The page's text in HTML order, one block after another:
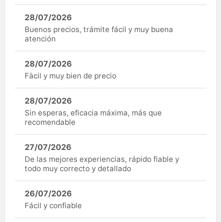
28/07/2026
Buenos precios, trámite fácil y muy buena
atención
28/07/2026
Fàcil y muy bien de precio
28/07/2026
Sin esperas, eficacia máxima, más que
recomendable
27/07/2026
De las mejores experiencias, rápido fiable y
todo muy correcto y detallado
26/07/2026
Fácil y confiable